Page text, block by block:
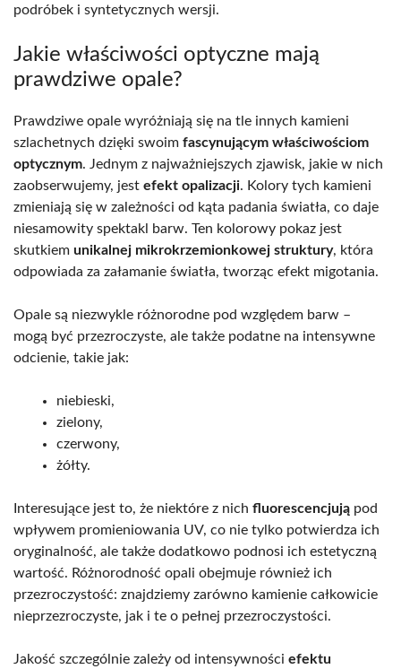
podróbek i syntetycznych wersji.
Jakie właściwości optyczne mają
prawdziwe opale?
Prawdziwe opale wyróżniają się na tle innych kamieni
szlachetnych dzięki swoim fascynującym właściwościom
optycznym. Jednym z najważniejszych zjawisk, jakie w nich
zaobserwujemy, jest efekt opalizacji. Kolory tych kamieni
zmieniają się w zależności od kąta padania światła, co daje
niesamowity spektakl barw. Ten kolorowy pokaz jest
skutkiem unikalnej mikrokrzemionkowej struktury, która
odpowiada za załamanie światła, tworząc efekt migotania.
Opale są niezwykle różnorodne pod względem barw –
mogą być przezroczyste, ale także podatne na intensywne
odcienie, takie jak:
niebieski,
zielony,
czerwony,
żółty.
Interesujące jest to, że niektóre z nich fluorescencjują pod
wpływem promieniowania UV, co nie tylko potwierdza ich
oryginalność, ale także dodatkowo podnosi ich estetyczną
wartość. Różnorodność opali obejmuje również ich
przezroczystość: znajdziemy zarówno kamienie całkowicie
nieprzezroczyste, jak i te o pełnej przezroczystości.
Jakość szczególnie zależy od intensywności efektu